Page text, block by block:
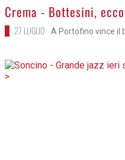
Crema - Bottesini,
27 LUGLIO A Portofino vince il
>